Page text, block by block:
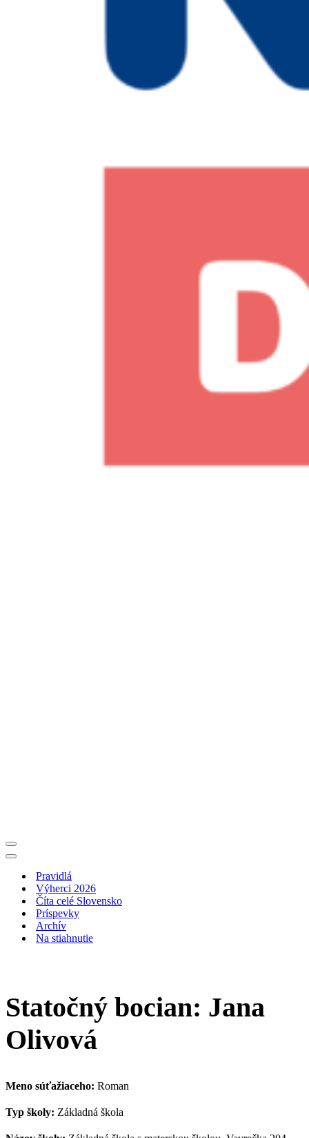
Menu
navigácie
Menu
navigáciePravidlá
Výherci 2026
Číta celé Slovensko
Príspevky
Archív
Na stiahnutie
Statočný bocian: Jana
Olivová
Meno súťažiaceho: Roman
Typ školy: Základná škola